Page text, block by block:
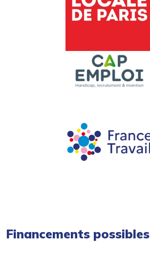
Financements possibles